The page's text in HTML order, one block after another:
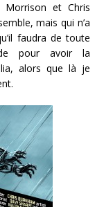
et Chris
mais qui n’a
faudra de toute
pour avoir la
alors que là je